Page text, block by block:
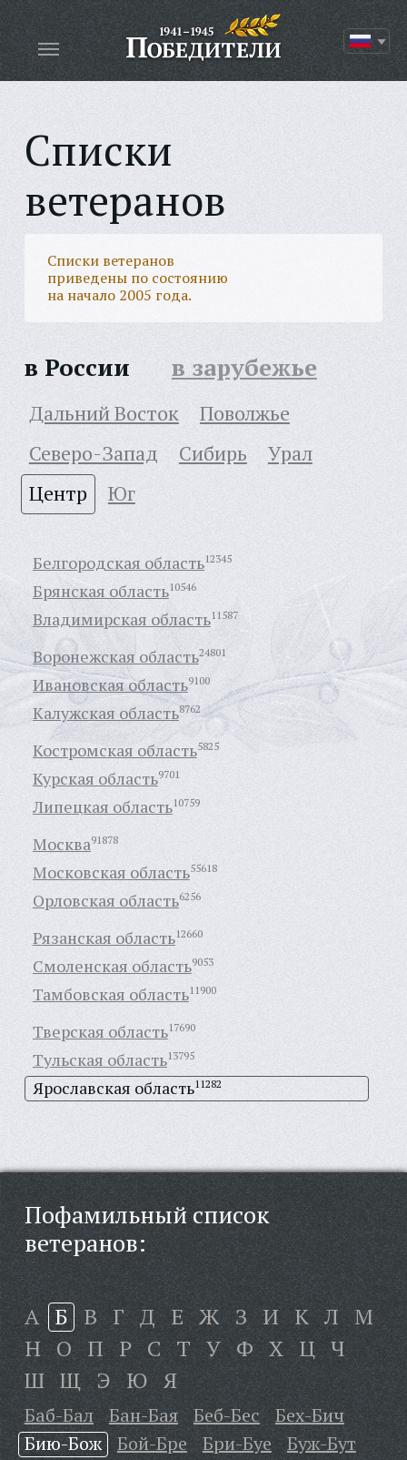
Списки
ветеранов
Списки ветеранов
приведены по состоянию
на начало 2005 года.
в России в зарубежье
Дальний Восток
Поволжье
Северо-Запад
Сибирь
Урал
Центр
Юг
Белгородская область12345
Брянская область10546
Владимирская область11587
Воронежская область24801
Ивановская область9100
Калужская область8762
Костромская область5825
Курская область9701
Липецкая область10759
Москва91878
Московская область55618
Орловская область6256
Рязанская область12660
Смоленская область9053
Тамбовская область11900
Тверская область17690
Тульская область13795
Ярославская область11282
Пофамильный список
ветеранов:
А Б В Г Д Е Ж З И К Л М
Н О П Р С Т У Ф Х Ц Ч
Ш Щ Э Ю Я
Баб-Бал Бан-Бая Беб-Бес
Бех-Бич
Бию-Бож
Бой-Бре Бри-Буе
Буж-Бут